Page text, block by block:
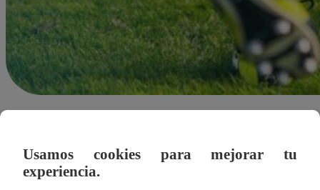
fútbol en vivo para hoy, viernes 24 de abril
Usamos cookies para mejorar tu
experiencia.